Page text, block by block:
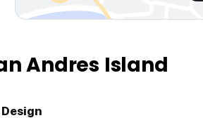
Andres Island